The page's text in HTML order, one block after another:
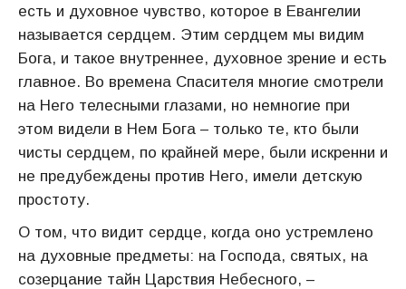
есть и духовное чувство, которое в Евангелии
называется сердцем. Этим сердцем мы видим
Бога, и такое внутреннее, духовное зрение и есть
главное. Во времена Спасителя многие смотрели
на Него телесными глазами, но немногие при
этом видели в Нем Бога – только те, кто были
чисты сердцем, по крайней мере, были искренни и
не предубеждены против Него, имели детскую
простоту.
О том, что видит сердце, когда оно устремлено
на духовные предметы: на Господа, святых, на
созерцание тайн Царствия Небесного, –